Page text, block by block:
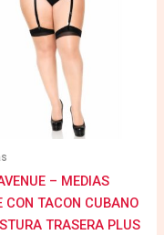
– MEDIAS
CON TACON CUBANO
TRASERA PLUS